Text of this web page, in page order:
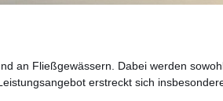
an Fließgewässern. Dabei werden
erstreckt sich